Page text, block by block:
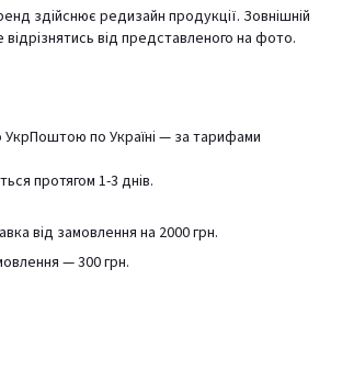
здійснює редизайн продукції. Зовнішній
від представленого на фото.
по Україні — за тарифами
протягом 1-3 днів.
від замовлення на 2000 грн.
— 300 грн.